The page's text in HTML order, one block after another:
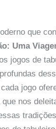
que
Uma
jogos de
jogo
que nos